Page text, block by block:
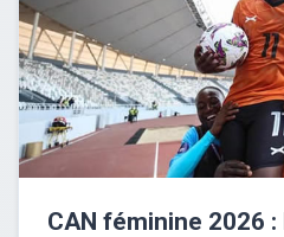
CAN féminine 2026 :